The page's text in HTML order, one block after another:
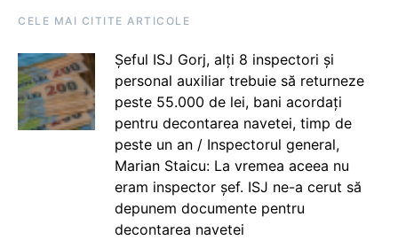
CELE MAI CITITE ARTICOLE
Șeful ISJ Gorj, alți 8 inspectori și
personal auxiliar trebuie să returneze
peste 55.000 de lei, bani acordați
pentru decontarea navetei, timp de
peste un an / Inspectorul general,
Marian Staicu: La vremea aceea nu
eram inspector șef. ISJ ne-a cerut să
depunem documente pentru
decontarea navetei